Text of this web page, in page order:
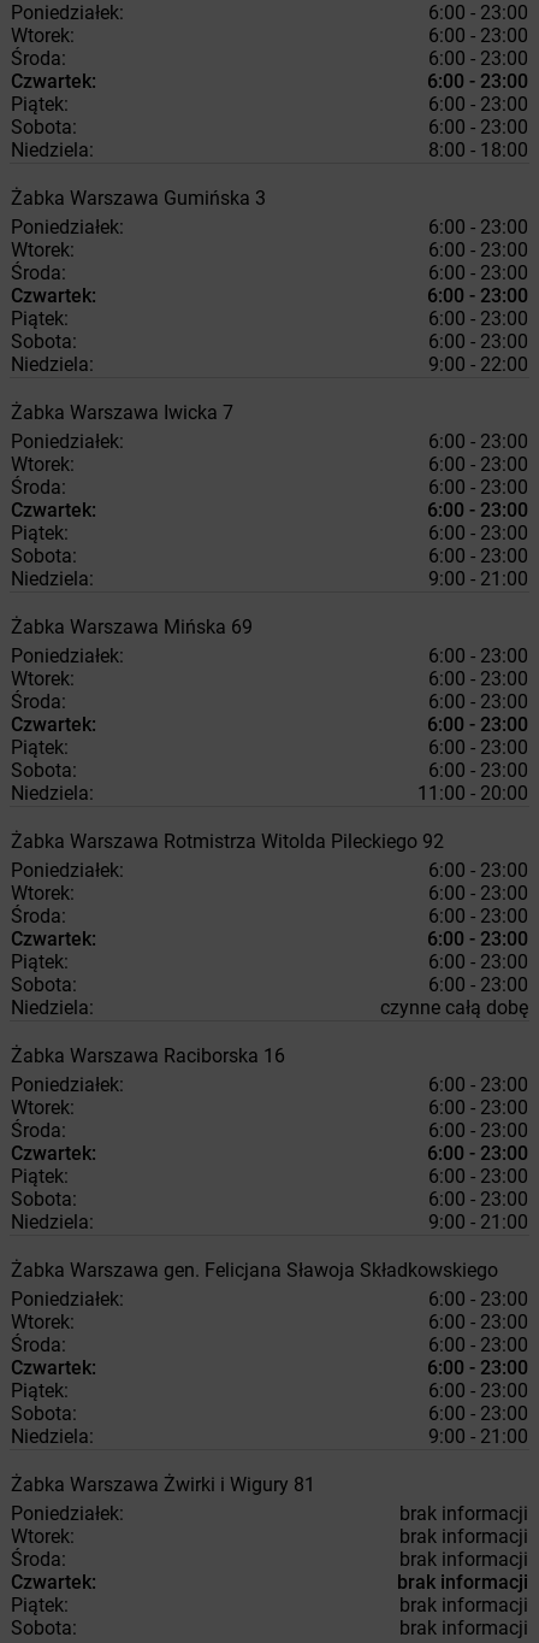
Poniedziałek:
6:00 - 23:00
Wtorek:
6:00 - 23:00
Środa:
6:00 - 23:00
Czwartek:
6:00 - 23:00
Piątek:
6:00 - 23:00
Sobota:
6:00 - 23:00
Niedziela:
8:00 - 18:00
Żabka Warszawa Gumińska 3
Poniedziałek:
6:00 - 23:00
Wtorek:
6:00 - 23:00
Środa:
6:00 - 23:00
Czwartek:
6:00 - 23:00
Piątek:
6:00 - 23:00
Sobota:
6:00 - 23:00
Niedziela:
9:00 - 22:00
Żabka Warszawa Iwicka 7
Poniedziałek:
6:00 - 23:00
Wtorek:
6:00 - 23:00
Środa:
6:00 - 23:00
Czwartek:
6:00 - 23:00
Piątek:
6:00 - 23:00
Sobota:
6:00 - 23:00
Niedziela:
9:00 - 21:00
Żabka Warszawa Mińska 69
Poniedziałek:
6:00 - 23:00
Wtorek:
6:00 - 23:00
Środa:
6:00 - 23:00
Czwartek:
6:00 - 23:00
Piątek:
6:00 - 23:00
Sobota:
6:00 - 23:00
Niedziela:
11:00 - 20:00
Żabka Warszawa Rotmistrza Witolda Pileckiego 92
Poniedziałek:
6:00 - 23:00
Wtorek:
6:00 - 23:00
Środa:
6:00 - 23:00
Czwartek:
6:00 - 23:00
Piątek:
6:00 - 23:00
Sobota:
6:00 - 23:00
Niedziela:
czynne całą dobę
Żabka Warszawa Raciborska 16
Poniedziałek:
6:00 - 23:00
Wtorek:
6:00 - 23:00
Środa:
6:00 - 23:00
Czwartek:
6:00 - 23:00
Piątek:
6:00 - 23:00
Sobota:
6:00 - 23:00
Niedziela:
9:00 - 21:00
Żabka Warszawa gen. Felicjana Sławoja Składkowskiego
Poniedziałek:
6:00 - 23:00
Wtorek:
6:00 - 23:00
Środa:
6:00 - 23:00
Czwartek:
6:00 - 23:00
Piątek:
6:00 - 23:00
Sobota:
6:00 - 23:00
Niedziela:
9:00 - 21:00
Żabka Warszawa Żwirki i Wigury 81
Poniedziałek:
brak informacji
Wtorek:
brak informacji
Środa:
brak informacji
Czwartek:
brak informacji
Piątek:
brak informacji
Sobota:
brak informacji